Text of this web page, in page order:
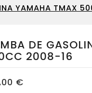
YAMAHA TMAX
DE
2008-16
€